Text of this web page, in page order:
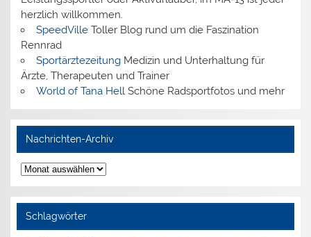
herzlich willkommen.
SpeedVilleToller Blog rund um die Faszination
Rennrad
SportärztezeitungMedizin und Unterhaltung für
Ärzte, Therapeuten und Trainer
World of Tana HellSchöne Radsportfotos und mehr
Nachrichten-Archiv
Nachrichten-
Archiv
Schlagwörter